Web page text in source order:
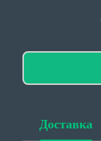
Доставка